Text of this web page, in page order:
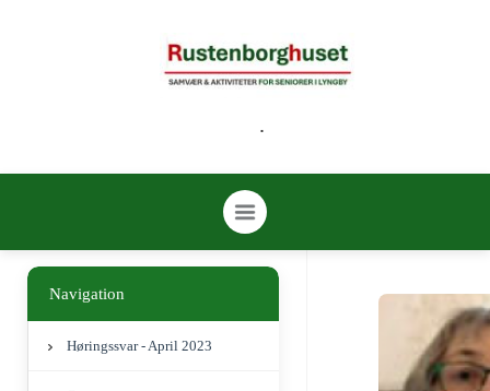
.
Navigation
Høringssvar - April 2023